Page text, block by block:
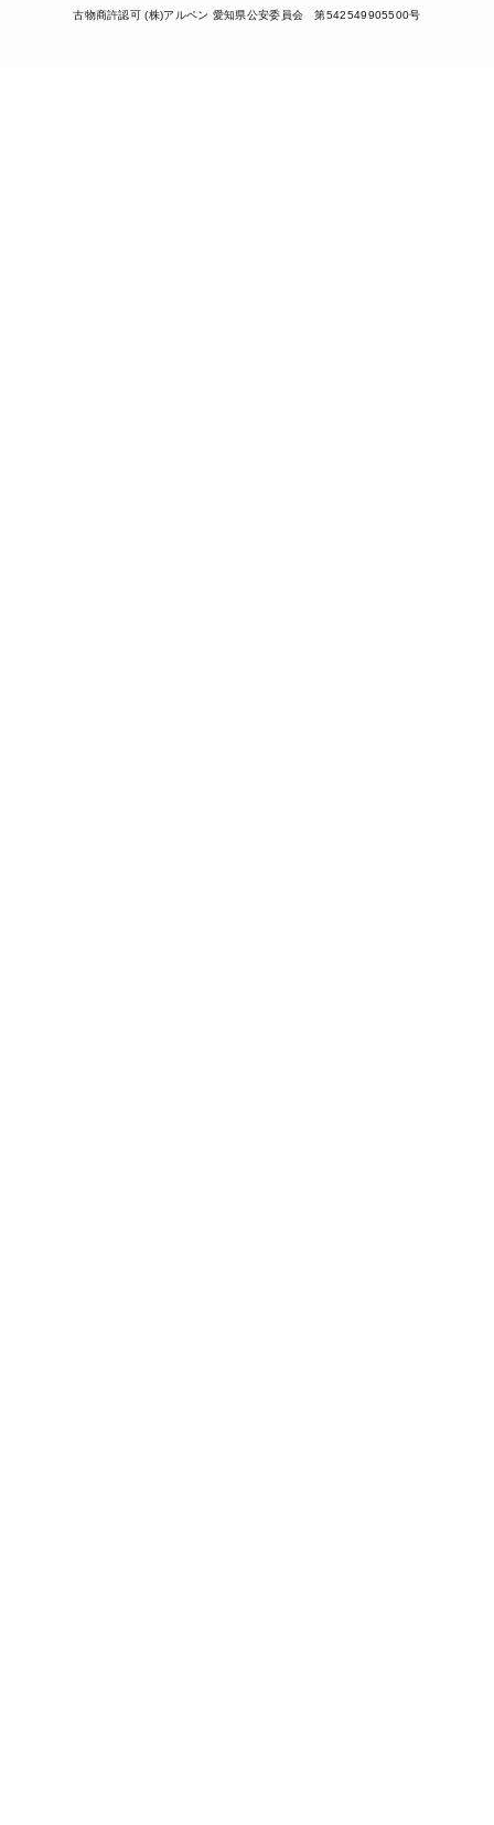
古物商許認可 (株)アルペン 愛知県公安委員会 第542549905500号